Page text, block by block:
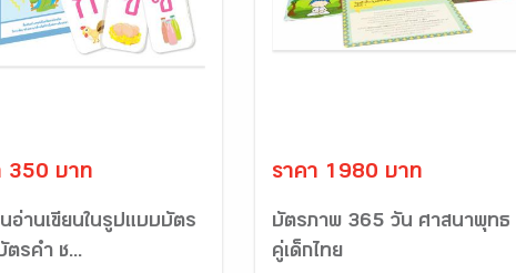
350 บาท
อ่านเขียนในรูปแบบบัตร
ตรคำ ช...
ราคา 1980 บาท
บัตรภาพ 365 วัน ศาสนาพุทธ
คู่เด็กไทย